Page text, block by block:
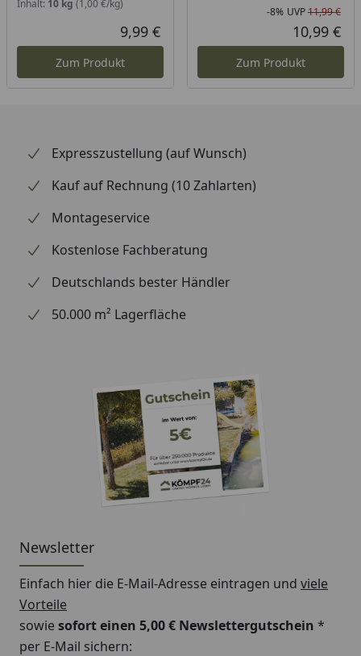
Inhalt: 10 kg (1,00 €/kg)
Aktueller Preis
9,99 €
Zum Produkt
-8% UVP11,99 €
10,99 €
Zum Produkt
Expresszustellung (auf Wunsch)
Kauf auf Rechnung (10 Zahlarten)
Montageservice
Kostenlose Fachberatung
Deutschlands bester Händler
50.000 m² Lagerfläche
Newsletter
Einfach hier die E-Mail-Adresse eintragen und viele
Vorteile
sowiesofort einen 5,00 € Newslettergutschein *
per E-Mail sichern: